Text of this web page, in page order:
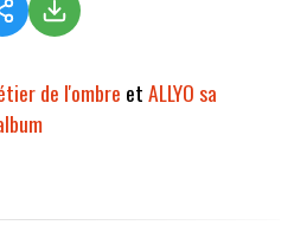
de l'ombre etALLYO sa